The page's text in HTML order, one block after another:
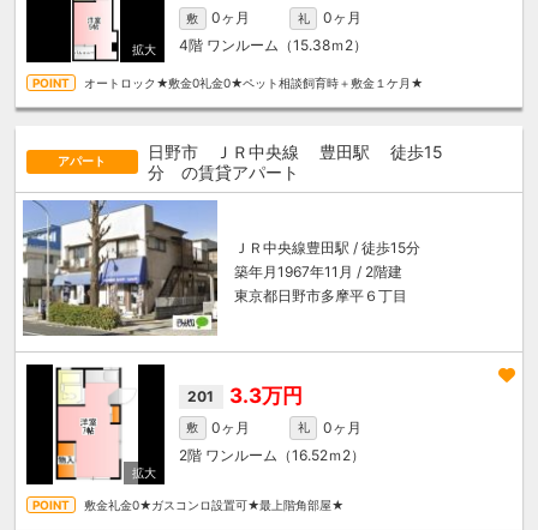
敷 0ヶ月 礼
0ヶ月
4階 ワンルーム（15.38ｍ 2）
オートロック★敷金0礼金0★ペット相談飼育時＋敷金１ケ月★
アパート 日野市 ＪＲ中央線 豊田駅
徒歩15
分 の賃貸アパート
ＪＲ中央線豊田駅 / 徒歩15分
築年月1967年11月 / 2階建
東京都日野市多摩平６丁目
201 3.3万円
敷 0ヶ月 礼
0ヶ月
2階 ワンルーム（16.52ｍ 2）
敷金礼金0★ガスコンロ設置可★最上階角部屋★